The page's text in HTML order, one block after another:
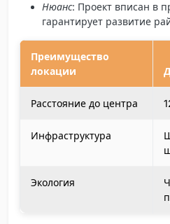
Нюанс: Проект вписан в
гарантирует развитие
Преимущество
локации
Расстояние до центра
Инфраструктура
Экология